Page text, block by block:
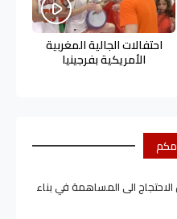
احتفالات الجالية المغربية
الأمريكية بفرجينيا
الى المساهمة في بناء